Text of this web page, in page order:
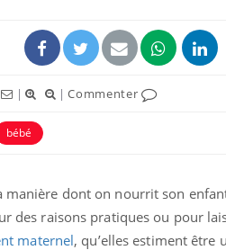
| |Commenter
bébé
dont on nourrit son
des raisons pratiques ou pour
maternel, qu’elles estiment être